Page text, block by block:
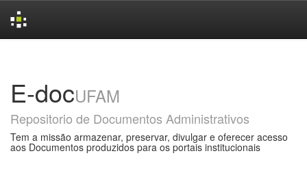
E-docUFAM
Repositorio de Documentos Administrativos
Tem a missão armazenar, preservar, divulgar e oferecer acesso
aos Documentos produzidos para os portais institucionais